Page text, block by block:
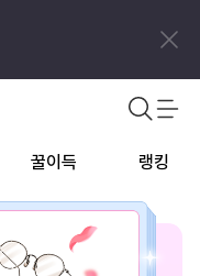
꿀이득 랭킹